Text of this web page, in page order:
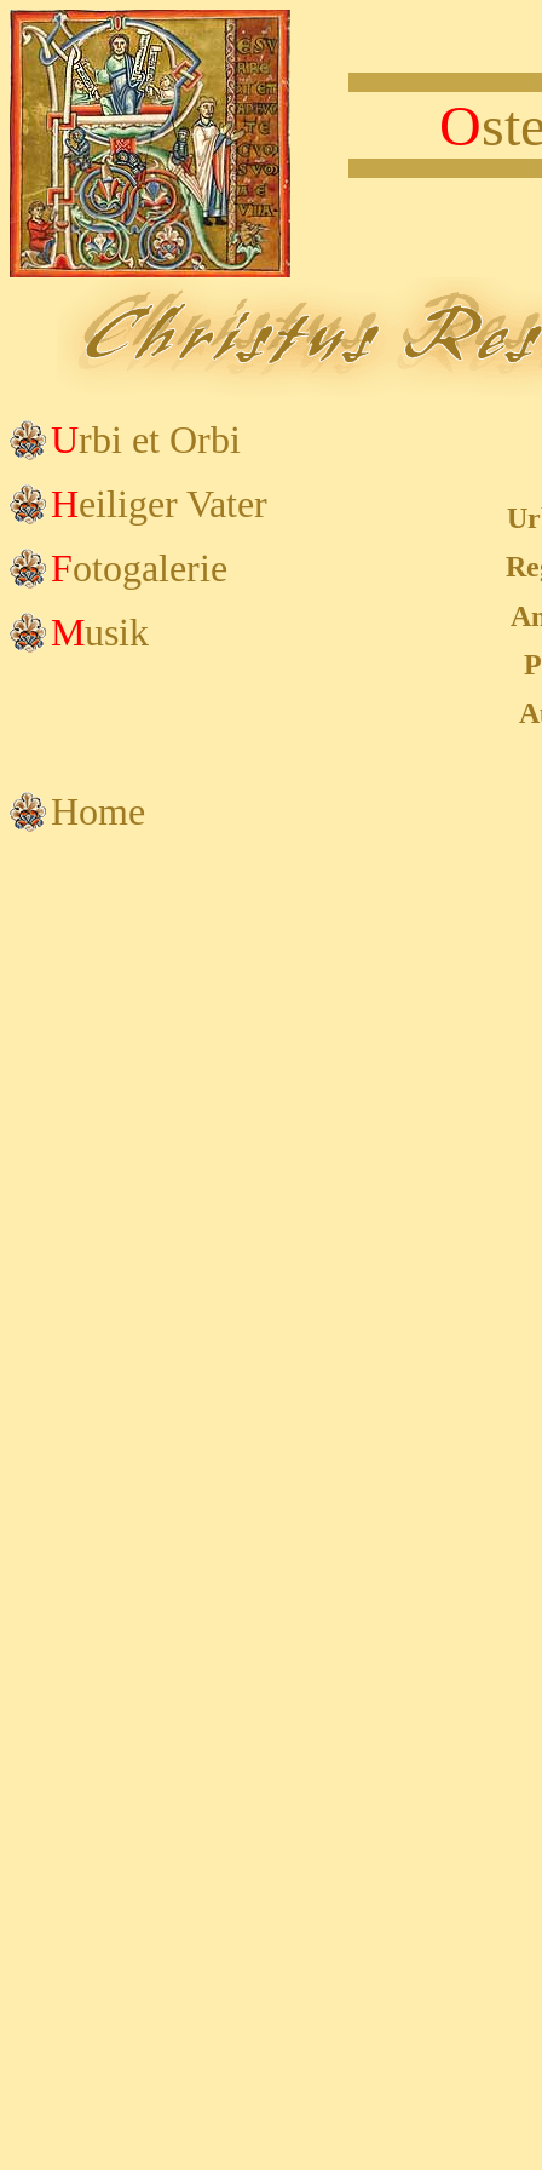
O
Urbi et Orbi
HeiligerVater
Fotogalerie
Musik
Home